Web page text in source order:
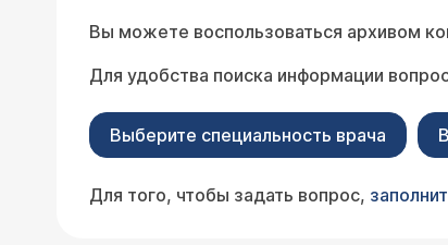
Вы можете воспользоваться архивом
Для удобства поиска информации
Выберите специальность врача
Для того, чтобы задать вопрос,